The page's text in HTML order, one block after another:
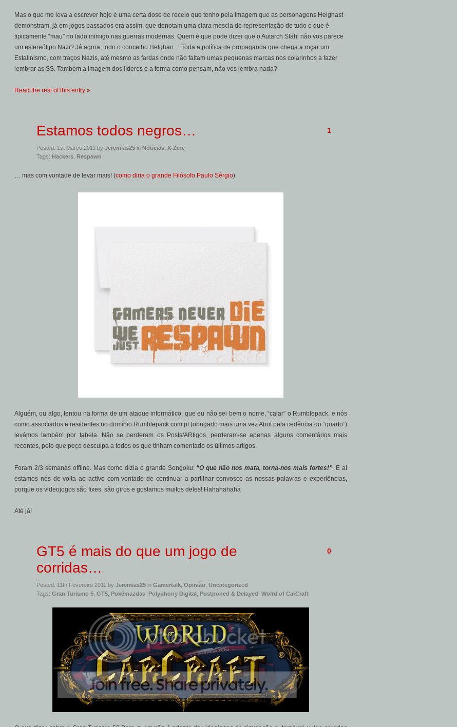
Mas o que me leva a escrever hoje é uma certa dose de receio que tenho pela imagem que as personagens Helghast
demonstram, já em jogos passados era assim, que denotam uma clara mescla de representação de tudo o que é
tipicamente “mau” no lado inimigo nas guerras modernas. Quem é que pode dizer que o Autarch Stahl não vos parece
um estereótipo Nazi? Já agora, todo o concelho Helghan… Toda a política de propaganda que chega a roçar um
Estalinismo, com traços Nazis, até mesmo as fardas onde não faltam umas pequenas marcas nos colarinhos a fazer
lembrar as SS. Também a imagem dos líderes e a forma como pensam, não vos lembra nada?
Read the rest of this entry »
Estamos todos negros…
Posted: 1st Março 2011 by Jeremias25 in Notícias X-Zine
Tags: Hackers Respawn
1
… mas com vontade de levar mais! (como diria o grande Filósofo Paulo Sérgio)
Alguém, ou algo, tentou na forma de um ataque informático, que eu não sei bem o nome, “calar” o Rumblepack, e nós
como associados e residentes no domínio Rumblepack.com.pt (obrigado mais uma vez Abul pela cedência do “quarto”)
levámos também por tabela. Não se perderam os Posts/ARtigos, perderam-se apenas alguns comentários mais
recentes, pelo que peço desculpa a todos os que tinham comentado os últimos artigos.
Foram 2/3 semanas offline. Mas como dizia o grande Songoku: “O que não nos mata, torna-nos mais fortes!” . E aí
estamos nós de volta ao activo com vontade de continuar a partilhar convosco as nossas palavras e experiências,
porque os videojogos são fixes, são giros e gostamos muitos deles! Hahahahaha
Até já!
GT5 é mais do que um jogo de
corridas…
Posted: 11th Fevereiro 2011 by Jeremias25 in Gamertalk Opinião Uncategorized
Tags: Gran Turismo 5 GT5 Pokémazdas Polyphony Digital Postponed & Delayed Wolrd of CarCraft
0